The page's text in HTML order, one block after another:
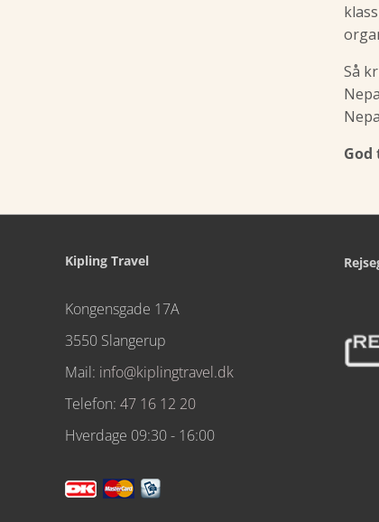
Så
God
Kipling Travel
Kongensgade 17A
3550 Slangerup
Mail: info@kiplingtravel.dk
Telefon: 47 16 12 20
Hverdage 09:30 - 16:00